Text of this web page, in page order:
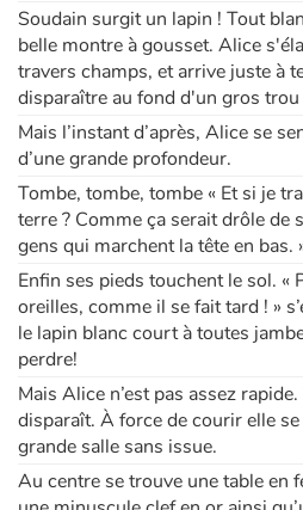
Soudain surgit un lapin ! Tout
belle montre à gousset. Alice
travers champs, et arrive juste à
disparaître au fond d'un gros
Mais l’instant d’après, Alice se
d’une grande profondeur.
Tombe, tombe, tombe « Et si je
terre ? Comme ça serait drôle de
gens qui marchent la tête en bas.
Enfin ses pieds touchent le sol. «
oreilles, comme il se fait tard ! »
le lapin blanc court à toutes
perdre!
Mais Alice n’est pas assez
disparaît. À force de courir elle
grande salle sans issue.
Au centre se trouve une table en